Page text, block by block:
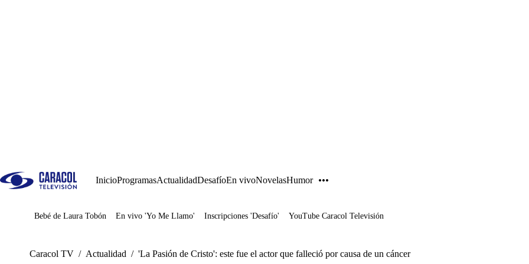
InicioProgramasActualidadDesafíoEn vivoNovelasHumor
Juegos
Bebé de Laura Tobón En vivo 'Yo Me Llamo' Inscripciones 'Desafío' YouTube Caracol Televisión
Caracol TV / Actualidad / 'La Pasión de Cristo': este fue el actor que falleció por causa de un cáncer